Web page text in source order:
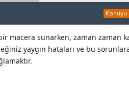
macera sunarken, zaman zaman
yaygın hataları ve bu